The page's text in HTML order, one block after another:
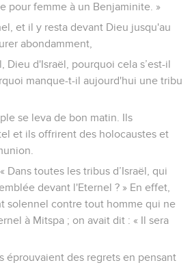
pour femme à un Benjaminite. »
et il y resta devant Dieu jusqu'au
abondamment,
Dieu d'Israël, pourquoi cela s’est-il
manque-t-il aujourd'hui une tribu
se leva de bon matin. Ils
et ils offrirent des holocaustes et
Dans toutes les tribus d’Israël, qui
devant l'Eternel ? » En effet,
solennel contre tout homme qui ne
à Mitspa ; on avait dit : « Il sera
éprouvaient des regrets en pensant